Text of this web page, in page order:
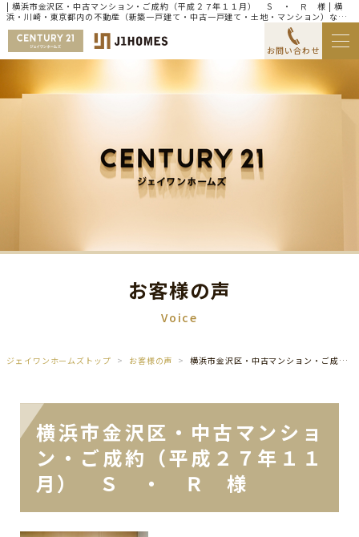
| 横浜市金沢区・中古マンション・ご成約（平成２７年１１月） Ｓ ・ Ｒ 様 | 横
浜・川崎・東京都内の不動産（新築一戸建て・中古一戸建て・土地・マンション）なら
センチュリー21ジェイワンホームズ
お問い合わせ
お客様の声
Voice
ジェイワンホームズトップ お客様の声 横浜市金沢区・中古マンション・ご成約（平成２７年１１月） Ｓ ・ Ｒ 様
横浜市金沢区・中古マンショ
ン・ご成約（平成２７年１１
月） Ｓ ・ Ｒ 様